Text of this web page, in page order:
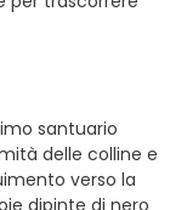
santuario
delle colline e
verso la
dipinte di nero